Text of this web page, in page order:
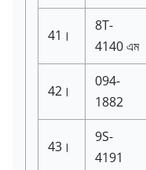
41।
8T-
4140এম
42।
094-
1882
43।
9S-
4191